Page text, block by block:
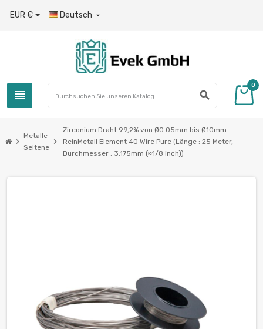
EUR € Deutsch 
view_headline search
0
chevron_right
Metalle
Seltene
chevron_right
Zirconium Draht 99,2% von Ø0.05mm bis Ø10mm
ReinMetall Element 40 Wire Pure (Länge : 25 Meter,
Durchmesser : 3.175mm (≈1/8 inch))